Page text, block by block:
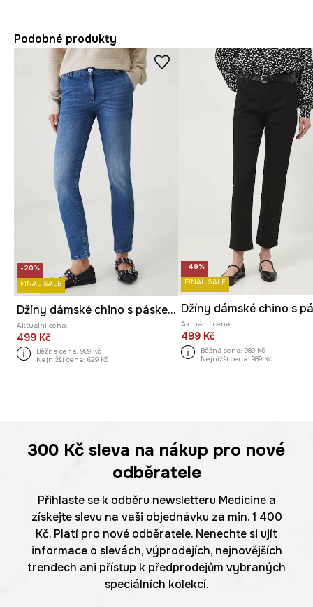
Podobné produkty
-20%
FINAL SALE
Džíny dámské chino s páskem modrá barva
Aktuální cena:
499 Kč
Běžná cena: 989 Kč
Nejnižší cena: 629 Kč
-49%
FINAL SALE
Aktuální cena:
499 Kč
Běžná cena: 989 Kč
Nejnižší cena: 989 Kč
300 Kč sleva na nákup pro nové
odběratele
Přihlaste se k odběru newsletteru Medicine a
získejte slevu na vaši objednávku za min. 1 400
Kč. Platí pro nové odběratele. Nenechte si ujít
informace o slevách, výprodejích, nejnovějších
trendech ani přístup k předprodejům vybraných
speciálních kolekcí.